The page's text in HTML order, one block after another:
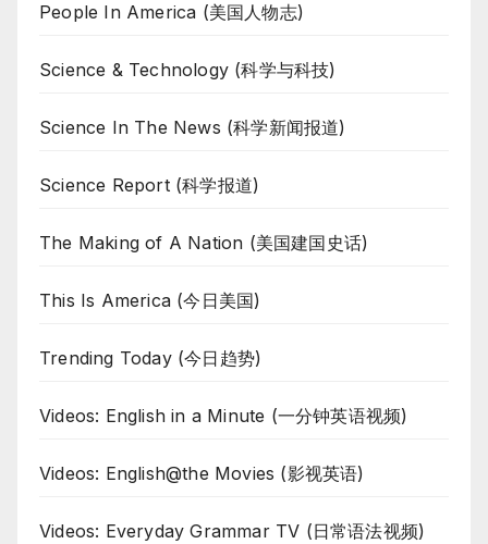
People In America (美国人物志)
Science & Technology (科学与科技)
Science In The News (科学新闻报道)
Science Report (科学报道)
The Making of A Nation (美国建国史话)
This Is America (今日美国)
Trending Today (今日趋势)
Videos: English in a Minute (一分钟英语视频)
Videos: English@the Movies (影视英语)
Videos: Everyday Grammar TV (日常语法视频)